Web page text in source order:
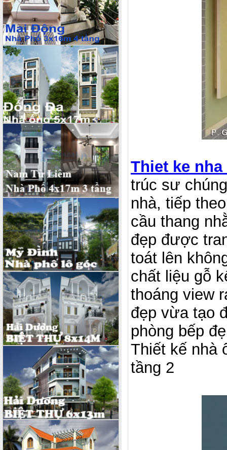
Thiet ke
trúc sư
nhà, tiếp
cầu thang
đẹp được
toát lên
chất liệu gỗ
thoáng view
đẹp vừa tạo
phòng bếp
Thiết kế nhà
tầng 2